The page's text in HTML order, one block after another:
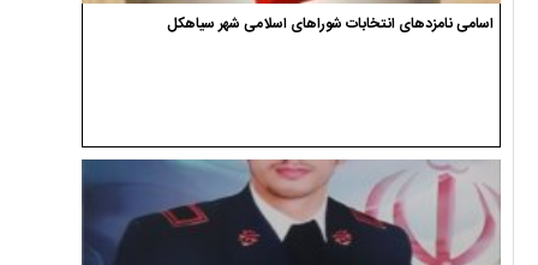
اسامی نامزدهای انتخابات شوراهای اسلامی شهر سیاهکل